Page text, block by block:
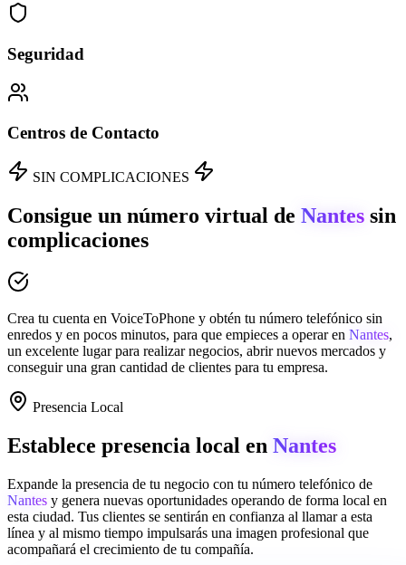
Seguridad
Centros de Contacto
SIN COMPLICACIONES
Consigue un número virtual de Nantes sin
complicaciones
Crea tu cuenta en VoiceToPhone y obtén tu número telefónico sin
enredos y en pocos minutos, para que empieces a operar en Nantes,
un excelente lugar para realizar negocios, abrir nuevos mercados y
conseguir una gran cantidad de clientes para tu empresa.
Presencia Local
Establece presencia local en Nantes
Expande la presencia de tu negocio con tu número telefónico de
Nantes y genera nuevas oportunidades operando de forma local en
esta ciudad. Tus clientes se sentirán en confianza al llamar a esta
línea y al mismo tiempo impulsarás una imagen profesional que
acompañará el crecimiento de tu compañía.